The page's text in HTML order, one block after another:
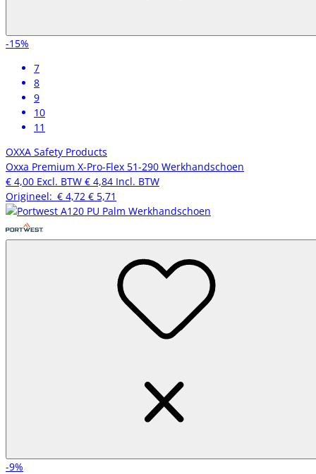
-15%
7
8
9
10
11
OXXA Safety Products
Oxxa Premium X-Pro-Flex 51-290 Werkhandschoen
€ 4,00 Excl. BTW € 4,84 Incl. BTW
Origineel: € 4,72 € 5,71
-9%